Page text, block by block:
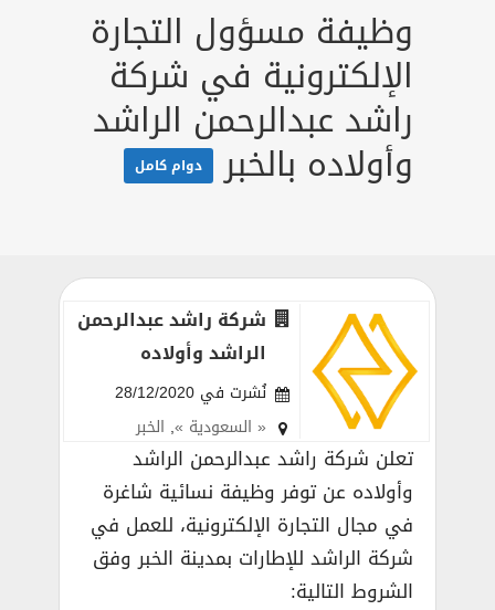
وظيفة مسؤول التجارة
الإلكترونية في شركة
راشد عبدالرحمن الراشد
وأولاده بالخبر دوام كامل
شركة راشد عبدالرحمن
الراشد وأولاده
نُشرت في 28/12/2020
« السعودية », الخبر
تعلن شركة راشد عبدالرحمن الراشد
وأولاده عن توفر وظيفة نسائية شاغرة
في مجال التجارة الإلكترونية، للعمل في
شركة الراشد للإطارات بمدينة الخبر وفق
الشروط التالية: